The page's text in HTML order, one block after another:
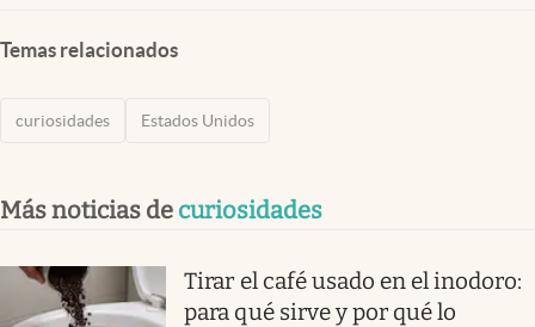
Temas relacionados
curiosidades Estados Unidos
Más noticias de curiosidades
Tirar el café usado en el inodoro:
para qué sirve y por qué lo